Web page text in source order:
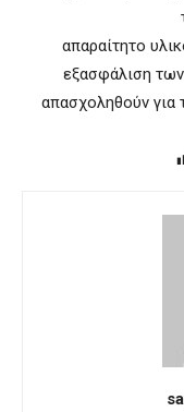
απαραίτητο
εξασφάλιση
απασχοληθούν για